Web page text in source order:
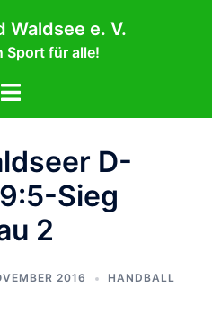
Waldsee e. V.
Sport für alle!
Menü
D-
Sieg
2
2016 HANDBALL